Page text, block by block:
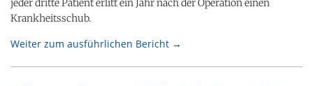
Krankheitsschub.
Weiter zum ausführlichen Bericht →